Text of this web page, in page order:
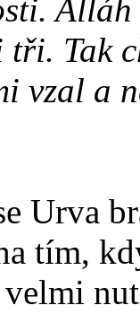
tři. Tak
vzal a
Urva
tím,